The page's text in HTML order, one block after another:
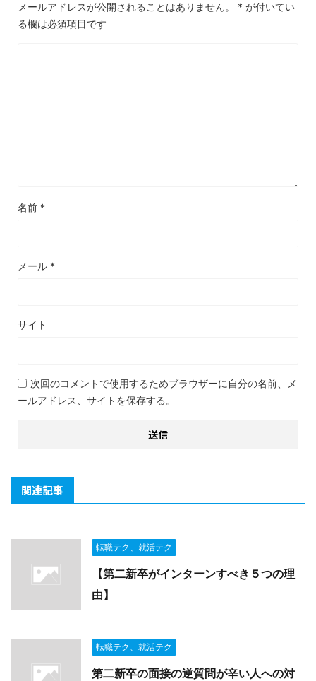
メールアドレスが公開されることはありません。 * が付いてい
る欄は必須項目です
名前 *
メール *
サイト
次回のコメントで使用するためブラウザーに自分の名前、メ
ールアドレス、サイトを保存する。
関連記事
転職テク、就活テク
【第二新卒がインターンすべき５つの理
由】
転職テク、就活テク
第二新卒の面接の逆質問が辛い人への対